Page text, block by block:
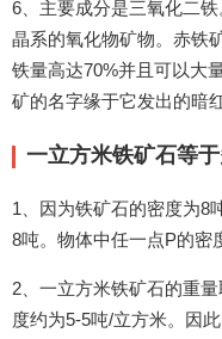
6、主要成分是三氧化二
晶系的氧化物矿物。赤铁
铁量高达70%并且可以大
矿的名字缘于它发出的暗红
一立方米铁矿石等
1、因为铁矿石的密度为8
8吨。物体中任一点P的密
2、一立方米铁矿石的重
度约为5-5吨/立方米。因